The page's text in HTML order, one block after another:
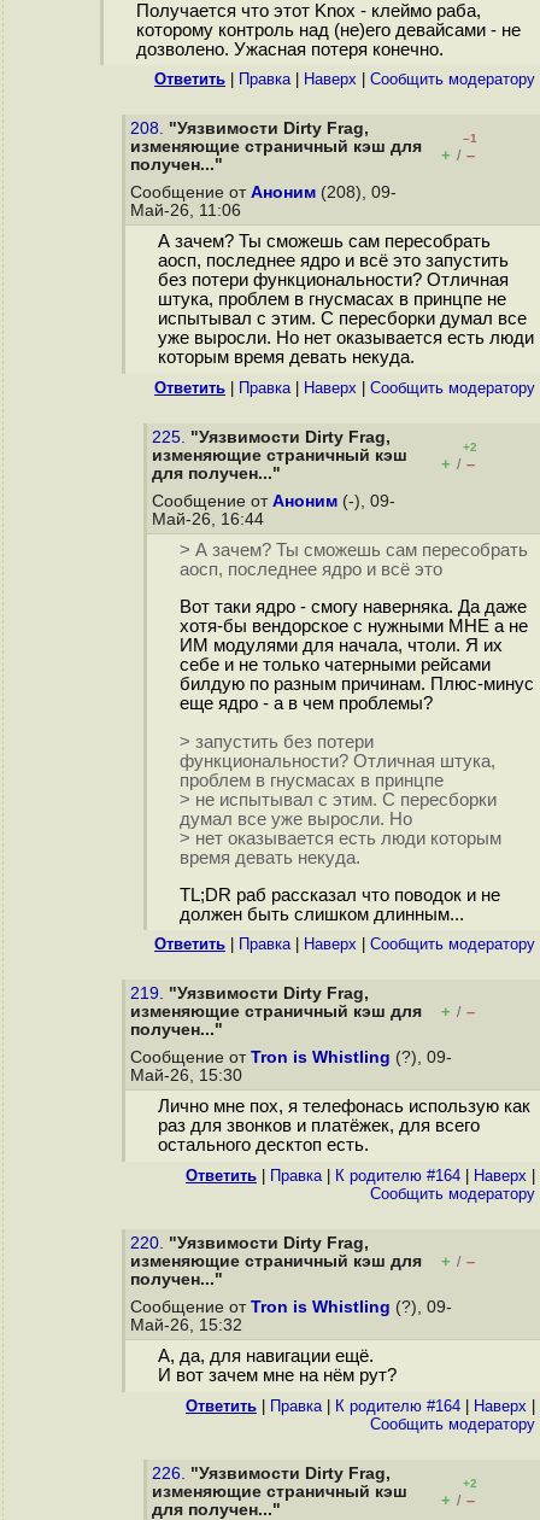
Получается что этот Knox - клеймо раба,
которому контроль над (не)его девайсами - не
дозволено. Ужасная потеря конечно.
Ответить Правка| Наверх Cообщить модератору
208. "Уязвимости Dirty Frag,
изменяющие страничный кэш для
получен..."
–1
+ / –
Сообщение от Аноним (208), 09-
Май-26, 11:06
А зачем? Ты сможешь сам пересобрать
аосп, последнее ядро и всё это запустить
без потери функциональности? Отличная
штука, проблем в гнусмасах в принцпе не
испытывал с этим. С пересборки думал все
уже выросли. Но нет оказывается есть люди
которым время девать некуда.
Ответить Правка| Наверх Cообщить модератору
225. "Уязвимости Dirty Frag,
изменяющие страничный кэш
для получен..."
+2
+ / –
Сообщение от Аноним (-), 09-
Май-26, 16:44
> А зачем? Ты сможешь сам пересобрать
аосп, последнее ядро и всё это
Вот таки ядро - смогу наверняка. Да даже
хотя-бы вендорское с нужными МНЕ а не
ИМ модулями для начала, чтоли. Я их
себе и не только чатерными рейсами
билдую по разным причинам. Плюс-минус
еще ядро - а в чем проблемы?
> запустить без потери
функциональности? Отличная штука,
проблем в гнусмасах в принцпе
> не испытывал с этим. С пересборки
думал все уже выросли. Но
> нет оказывается есть люди которым
время девать некуда.
TL;DR раб рассказал что поводок и не
должен быть слишком длинным...
Ответить Правка| Наверх Cообщить модератору
219. "Уязвимости Dirty Frag,
изменяющие страничный кэш для
получен..."
+ / –
Сообщение от Tron is Whistling (?), 09-
Май-26, 15:30
Лично мне пох, я телефонась использую как
раз для звонков и платёжек, для всего
остального десктоп есть.
Ответить Правка| К родителю #164 Наверх
Cообщить модератору
220. "Уязвимости Dirty Frag,
изменяющие страничный кэш для
получен..."
+ / –
Сообщение от Tron is Whistling (?), 09-
Май-26, 15:32
А, да, для навигации ещё.
И вот зачем мне на нём рут?
Ответить Правка| К родителю #164 Наверх
Cообщить модератору
226. "Уязвимости Dirty Frag,
изменяющие страничный кэш
для получен..."
+2
+ / –